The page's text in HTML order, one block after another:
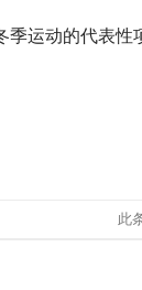
季运动的代表
此